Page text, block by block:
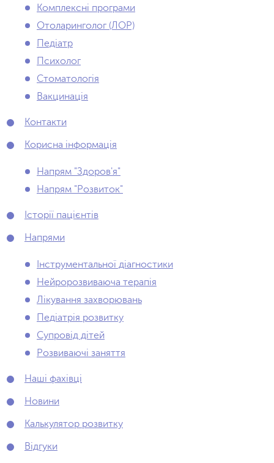
Комплексні програми
Отоларинголог (ЛОР)
Педіатр
Психолог
Стоматологія
Вакцинація
Контакти
Корисна інформація
Напрям "Здоров'я"
Напрям "Розвиток"
Історії пацієнтів
Напрями
Інструментальної діагностики
Нейророзвиваюча терапія
Лікування захворювань
Педіатрія розвитку
Супровід дітей
Розвиваючі заняття
Наші фахівці
Новини
Калькулятор розвитку
Відгуки